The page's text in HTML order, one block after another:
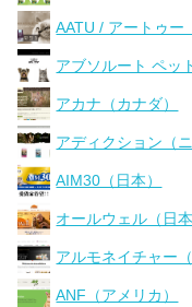
AATU / アートゥー
アブソルート ペッ
アカナ（カナダ）
アディクション（
AIM30（日本）
オールウェル（日本
アルモネイチャー
ANF（アメリカ）